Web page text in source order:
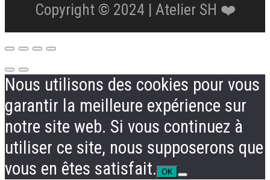
Copyright © 2024 | Atelier SH ❤️
Nous utilisons des cookies pour vous
garantir la meilleure expérience sur
notre site web. Si vous continuez à
utiliser ce site, nous supposerons que
vous en êtes satisfait.
OK